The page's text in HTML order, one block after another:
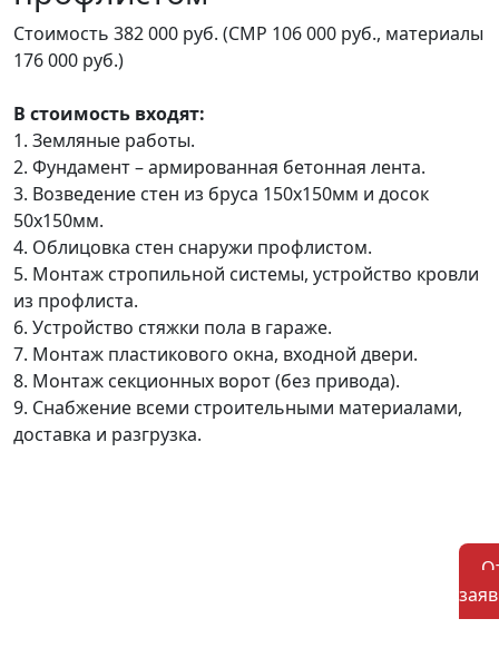
Стоимость 382 000 руб. (СМР 106 000 руб., материалы
176 000 руб.)
В стоимость входят:
1. Земляные работы.
2. Фундамент – армированная бетонная лента.
3. Возведение стен из бруса 150х150мм и досок
50х150мм.
4. Облицовка стен снаружи профлистом.
5. Монтаж стропильной системы, устройство кровли
из профлиста.
6. Устройство стяжки пола в гараже.
7. Монтаж пластикового окна, входной двери.
8. Монтаж секционных ворот (без привода).
9. Снабжение всеми строительными материалами,
доставка и разгрузка.